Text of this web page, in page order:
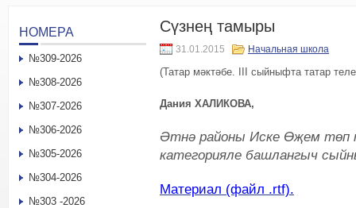
Сүзнең тамыры
31.01.2015 Начальная школа
(Татар мәктәбе. III сыйныфта татар
Дания ХАЛИКОВА,
Әтнә районы Иске Өҗем төп
категорияле башлангыч
Материал (файл .rtf).
НОМЕРА
№309-2026
№308-2026
№307-2026
№306-2026
№305-2026
№304-2026
№303 -2026